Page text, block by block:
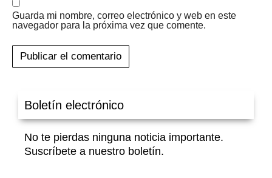
Guarda mi nombre, correo electrónico y web en este
navegador para la próxima vez que comente.
Boletín electrónico
No te pierdas ninguna noticia importante.
Suscríbete a nuestro boletín.